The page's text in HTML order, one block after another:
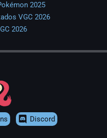
2025
VGC 2026
2026
Discord